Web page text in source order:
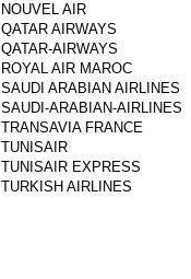
NOUVEL AIR
QATAR AIRWAYS
QATAR-AIRWAYS
ROYAL AIR MAROC
SAUDI ARABIAN AIRLINES
SAUDI-ARABIAN-AIRLINES
TRANSAVIA FRANCE
TUNISAIR
TUNISAIR EXPRESS
TURKISH AIRLINES